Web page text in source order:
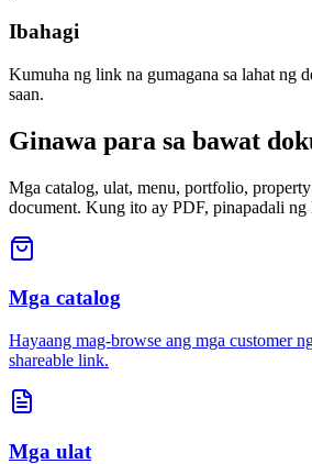
Ibahagi
Kumuha ng link na gumagana sa lahat ng
saan.
Ginawa para sa bawat
Mga catalog, ulat, menu, portfolio,
document. Kung ito ay PDF, pinapadali ng
Mga catalog
Hayaang mag-browse ang mga customer
shareable link.
Mga ulat